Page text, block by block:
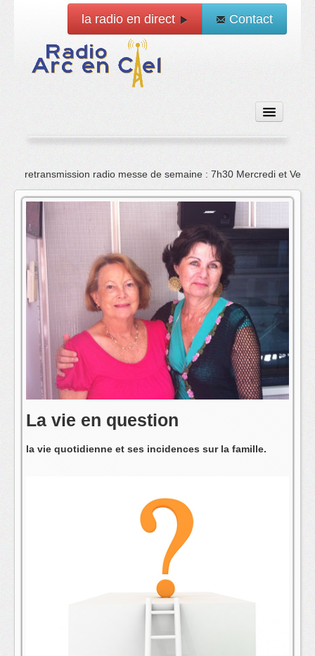
la radio en direct Contact
Accueil
Emissions
News
Vidéo
La radio
L'équipe
retransmission radio messe de semaine : 7h30 Mercredi et
La vie en question
la vie quotidienne et ses incidences sur la famille.